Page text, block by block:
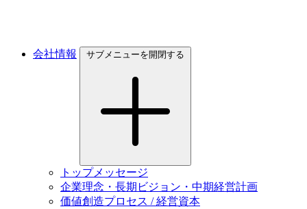
会社情報 サブメニューを開閉する
トップメッセージ
企業理念・長期ビジョン・中期経営計画
価値創造プロセス / 経営資本